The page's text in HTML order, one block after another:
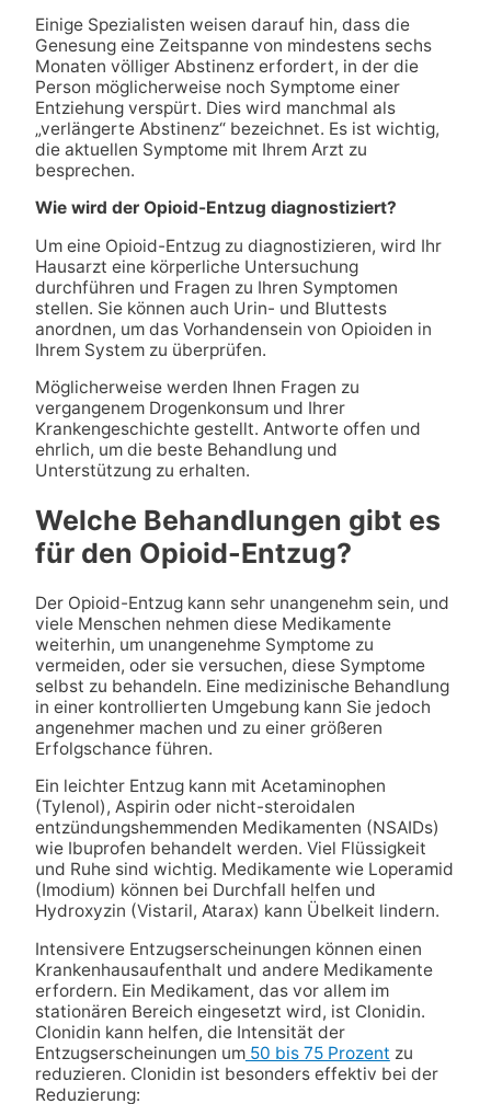
Einige Spezialisten weisen darauf hin, dass die
Genesung eine Zeitspanne von mindestens sechs
Monaten völliger Abstinenz erfordert, in der die
Person möglicherweise noch Symptome einer
Entziehung verspürt. Dies wird manchmal als
„verlängerte Abstinenz“ bezeichnet. Es ist wichtig,
die aktuellen Symptome mit Ihrem Arzt zu
besprechen.
Wie wird der Opioid-Entzug diagnostiziert?
Um eine Opioid-Entzug zu diagnostizieren, wird Ihr
Hausarzt eine körperliche Untersuchung
durchführen und Fragen zu Ihren Symptomen
stellen. Sie können auch Urin- und Bluttests
anordnen, um das Vorhandensein von Opioiden in
Ihrem System zu überprüfen.
Möglicherweise werden Ihnen Fragen zu
vergangenem Drogenkonsum und Ihrer
Krankengeschichte gestellt. Antworte offen und
ehrlich, um die beste Behandlung und
Unterstützung zu erhalten.
Welche Behandlungen gibt es
für den Opioid-Entzug?
Der Opioid-Entzug kann sehr unangenehm sein, und
viele Menschen nehmen diese Medikamente
weiterhin, um unangenehme Symptome zu
vermeiden, oder sie versuchen, diese Symptome
selbst zu behandeln. Eine medizinische Behandlung
in einer kontrollierten Umgebung kann Sie jedoch
angenehmer machen und zu einer größeren
Erfolgschance führen.
Ein leichter Entzug kann mit Acetaminophen
(Tylenol), Aspirin oder nicht-steroidalen
entzündungshemmenden Medikamenten (NSAIDs)
wie Ibuprofen behandelt werden. Viel Flüssigkeit
und Ruhe sind wichtig. Medikamente wie Loperamid
(Imodium) können bei Durchfall helfen und
Hydroxyzin (Vistaril, Atarax) kann Übelkeit lindern.
Intensivere Entzugserscheinungen können einen
Krankenhausaufenthalt und andere Medikamente
erfordern. Ein Medikament, das vor allem im
stationären Bereich eingesetzt wird, ist Clonidin.
Clonidin kann helfen, die Intensität der
Entzugserscheinungen um50 bis 75 Prozent zu
reduzieren. Clonidin ist besonders effektiv bei der
Reduzierung: